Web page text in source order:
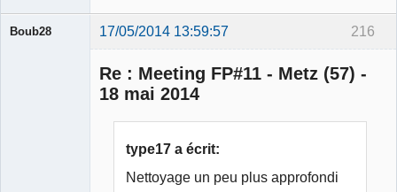
216
Boub28 17/05/2014 13:59:57
Re : Meeting FP#11 - Metz (57) -
18 mai 2014
type17 a écrit:
Nettoyage un peu plus approfondi